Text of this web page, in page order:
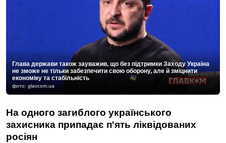
Глава держави також зауважив, що без підтримки Заходу Україна
не зможе не тільки забезпечити свою оборону, але й зміцнити
економіку та стабільність
фото: glavcom.ua
На одного загиблого українського
захисника припадає п'ять ліквідованих
росіян